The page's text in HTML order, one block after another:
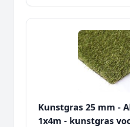
Kunstgras 25 mm -
1x4m - kunstgras